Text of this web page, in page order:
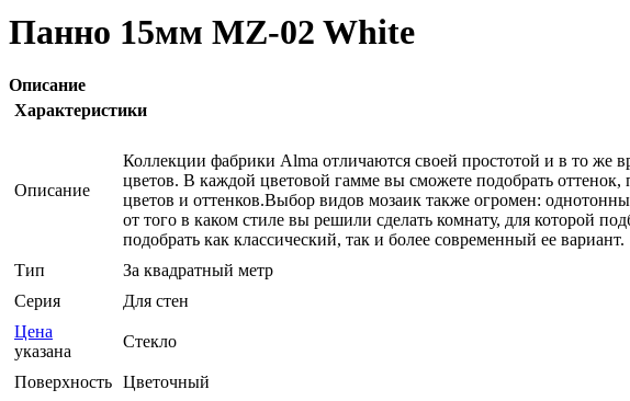
Панно 15мм MZ-02 White
Описание
Характеристики
Описание
Коллекции фабрики Alma отличаются своей простотой и в то же
цветов. В каждой цветовой гамме вы сможете подобрать
цветов и оттенков.Выбор видов мозаик также огромен:
от того в каком стиле вы решили сделать комнату, для которой
подобрать как классический, так и более современный ее вариант.
Тип
За квадратный метр
Серия
Для стен
Цена
указана
Стекло
Поверхность Цветочный